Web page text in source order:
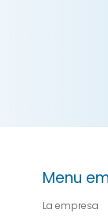
Menu
La empresa